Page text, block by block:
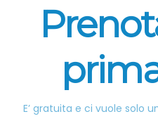
E’ gratuita e ci vuole solo